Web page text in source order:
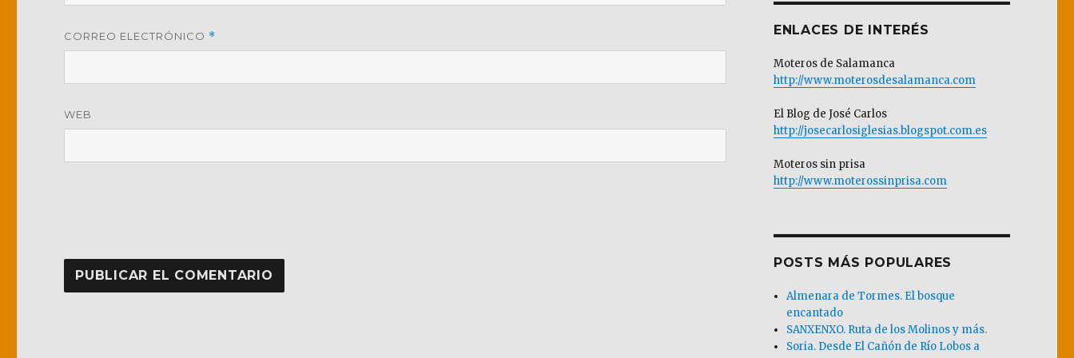
CORREO ELECTRÓNICO *
WEB
ENLACES DE INTERÉS
Moteros de Salamanca
http://www.moterosdesalamanca.com
El Blog de José Carlos
http://josecarlosiglesias.blogspot.com.es
Moteros sin prisa
http://www.moterossinprisa.com
POSTS MÁS POPULARES
Almenara de Tormes. El bosque
encantado
SANXENXO. Ruta de los Molinos y más.
Soria. Desde El Cañón de Río Lobos a